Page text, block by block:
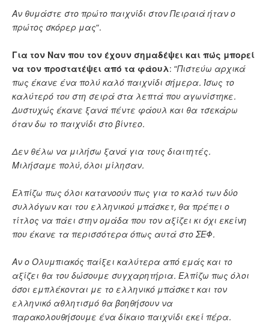
Αν θυμάστε στο πρώτο παιχνίδι στον Πειραιά ήταν ο
πρώτος σκόρερ μας“.
Για τον Ναν που τον έχουν σημαδέψει και πώς μπορεί
να τον προστατέψει από τα φάουλ: “Πιστεύω αρχικά
πως έκανε ένα πολύ καλό παιχνίδι σήμερα. Ίσως το
καλύτερό του στη σειρά στα λεπτά που αγωνίστηκε.
Δυστυχώς έκανε ξανά πέντε φάουλ και θα τσεκάρω
όταν δω το παιχνίδι στο βίντεο.
Δεν θέλω να μιλήσω ξανά για τους διαιτητές.
Μιλήσαμε πολύ, όλοι μίλησαν.
Ελπίζω πως όλοι κατανοούν πως για το καλό των δύο
συλλόγων και του ελληνικού μπάσκετ, θα πρέπει ο
τίτλος να πάει στην ομάδα που τον αξίζει κι όχι εκείνη
που έκανε τα περισσότερα όπως αυτά στο ΣΕΦ.
Αν ο Ολυμπιακός παίξει καλύτερα από εμάς και το
αξίζει θα του δώσουμε συγχαρητήρια. Ελπίζω πως όλοι
όσοι εμπλέκονται με το ελληνικό μπάσκετ και τον
ελληνικό αθλητισμό θα βοηθήσουν να
παρακολουθήσουμε ένα δίκαιο παιχνίδι εκεί πέρα.